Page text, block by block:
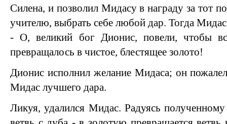
Силена, и позволил Мидасу в награду за тот
учителю, выбрать себе любой дар. Тогда
- О, великий бог Дионис, повели, чтобы
превращалось в чистое, блестящее золото!
Дионис исполнил желание Мидаса; он
Мидас лучшего дара.
Ликуя, удалился Мидас. Радуясь